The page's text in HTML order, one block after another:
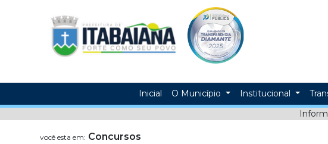
Prefeitura
Municipal
Itabaiana
Inicial O Município Institucional
você esta em: Concursos